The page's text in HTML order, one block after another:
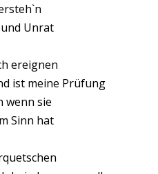
Unrat
ereignen
ist meine Prüfung
wenn sie
Sinn hat